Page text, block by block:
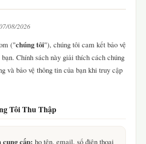
08/2026
("chúng tôi"), chúng tôi cam kết bảo vệ
Chính sách này giải thích cách chúng
và bảo vệ thông tin của bạn khi truy cập
Tôi Thu Thập
cấp: họ tên, email, số điện thoại